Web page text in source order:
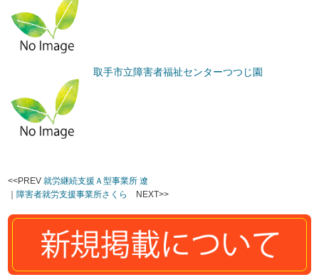
取手市立障害者福祉センターつつじ園
<<PREV就労継続支援Ａ型事業所 遼
｜障害者就労支援事業所さくら NEXT>>